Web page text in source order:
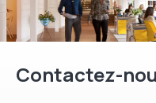
Contactez-